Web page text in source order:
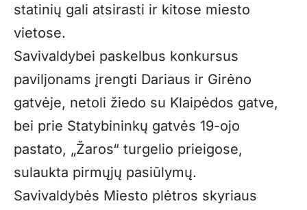
statinių gali atsirasti ir kitose miesto
vietose.
Savivaldybei paskelbus konkursus
paviljonams įrengti Dariaus ir Girėno
gatvėje, netoli žiedo su Klaipėdos gatve,
bei prie Statybininkų gatvės 19-ojo
pastato, „Žaros“ turgelio prieigose,
sulaukta pirmųjų pasiūlymų.
Savivaldybės Miesto plėtros skyriaus